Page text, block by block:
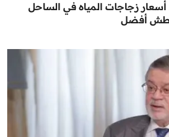
زجاجات المياه في الساحل
أفضل